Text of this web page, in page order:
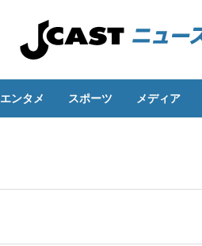
エンタメ スポーツ メディア